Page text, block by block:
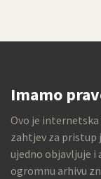
Imamo
Ovo je
zahtjev za
ujedno objavljuje i
ogromnu arhivu